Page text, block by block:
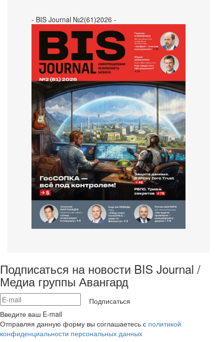
- BIS Journal №2(61)2026 -
Подписаться на новости BIS Journal /
Медиа группы Авангард
Подписаться
Введите ваш E-mail
Отправляя данную форму вы соглашаетесь с политикой
конфиденциальности персональных данных